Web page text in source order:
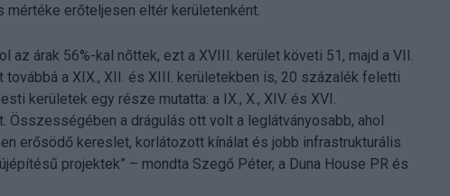
erőteljesen eltér kerületenként.
az árak 56%-kal nőttek, ezt a XVIII. kerület követi 51, majd a VII.
a XIX., XII. és XIII. kerületekben is, 20 százalék feletti
kerületek egy része mutatta: a IX., X., XIV. és XVI.
a drágulás ott volt a leglátványosabb, ahol
erősödő kereslet, korlátozott kínálat és jobb infrastrukturális
projektek” – mondta Szegő Péter, a Duna House PR és